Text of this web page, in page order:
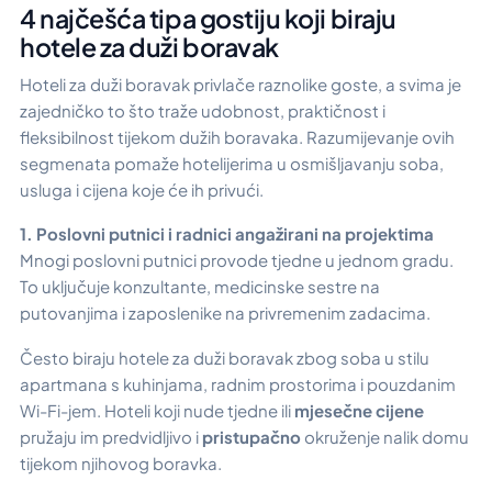
4 najčešća tipa gostiju koji biraju
hotele za duži boravak
Hoteli za duži boravak privlače raznolike goste, a svima je
zajedničko to što traže udobnost, praktičnost i
fleksibilnost tijekom dužih boravaka. Razumijevanje ovih
segmenata pomaže hotelijerima u osmišljavanju soba,
usluga i cijena koje će ih privući.
1. Poslovni putnici i radnici angažirani na projektima
Mnogi poslovni putnici provode tjedne u jednom gradu.
To uključuje konzultante, medicinske sestre na
putovanjima i zaposlenike na privremenim zadacima.
Često biraju hotele za duži boravak zbog soba u stilu
apartmana s kuhinjama, radnim prostorima i pouzdanim
Wi-Fi-jem. Hoteli koji nude tjedne ili mjesečne cijene
pružaju im predvidljivo i pristupačno okruženje nalik domu
tijekom njihovog boravka.